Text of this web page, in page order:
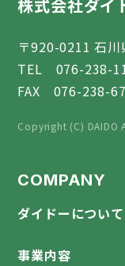
株式会社ダイ
〒920-0211 石
TEL 076-238-
FAX 076-238-
Copyright (C) DAIDO
COMPANY
ダイドーについて
事業内容